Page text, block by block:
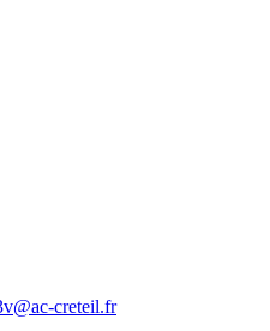
creteil.fr